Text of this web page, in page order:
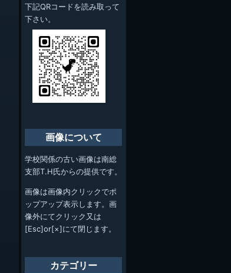
下記QRコードを読み取って
下さい。
画像について
学校関係の古い画像は南総
支部T.H氏からの提供です。
画像は画像内クリックでポ
ップアップ表示します。画
像外にてクリック又は
[Esc]or[×]にて閉じます。
カテゴリー